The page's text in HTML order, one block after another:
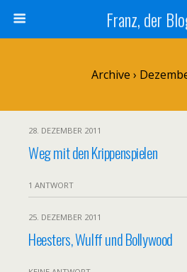
Franz, der
Archive ›
28. DEZEMBER 2011
Weg mit den Krippenspielen
1 ANTWORT
25. DEZEMBER 2011
Heesters, Wulff und Bollywood